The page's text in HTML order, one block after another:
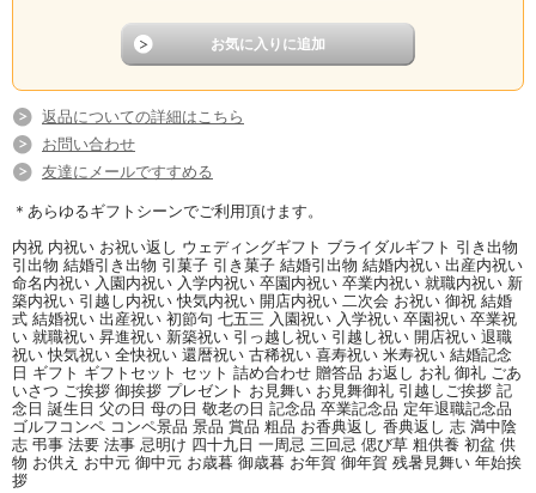
生チョコレート発祥の店「シルス
マリア」がお届けする至極の逸
品！
数種のチョコレートの中に、オレンジ
のペーストを練り込みました。
世界的なチョコレートの名産地「ベル
ギー」のミルクチョコをたっぷり使用
した一口サイズチョコ。
返品についての詳細はこちら
お問い合わせ
友達にメールですすめる
＊あらゆるギフトシーンでご利用頂けます。
内祝 内祝い お祝い返し ウェディングギフト ブライダルギフト 引き出物
引出物 結婚引き出物 引菓子 引き菓子 結婚引出物 結婚内祝い 出産内祝い
命名内祝い 入園内祝い 入学内祝い 卒園内祝い 卒業内祝い 就職内祝い 新
築内祝い 引越し内祝い 快気内祝い 開店内祝い 二次会 お祝い 御祝 結婚
式 結婚祝い 出産祝い 初節句 七五三 入園祝い 入学祝い 卒園祝い 卒業祝
い 就職祝い 昇進祝い 新築祝い 引っ越し祝い 引越し祝い 開店祝い 退職
祝い 快気祝い 全快祝い 還暦祝い 古稀祝い 喜寿祝い 米寿祝い 結婚記念
日 ギフト ギフトセット セット 詰め合わせ 贈答品 お返し お礼 御礼 ごあ
いさつ ご挨拶 御挨拶 プレゼント お見舞い お見舞御礼 引越しご挨拶 記
念日 誕生日 父の日 母の日 敬老の日 記念品 卒業記念品 定年退職記念品
ゴルフコンペ コンペ景品 景品 賞品 粗品 お香典返し 香典返し 志 満中陰
志 弔事 法要 法事 忌明け 四十九日 一周忌 三回忌 偲び草 粗供養 初盆 供
物 お供え お中元 御中元 お歳暮 御歳暮 お年賀 御年賀 残暑見舞い 年始挨
拶